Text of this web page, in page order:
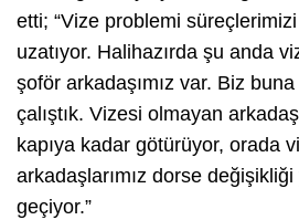
etti; “Vize problemi
uzatıyor. Halihazırda şu anda
şoför arkadaşımız var. Biz
çalıştık. Vizesi olmayan
kapıya kadar götürüyor, orada
arkadaşlarımız dorse
geçiyor.”